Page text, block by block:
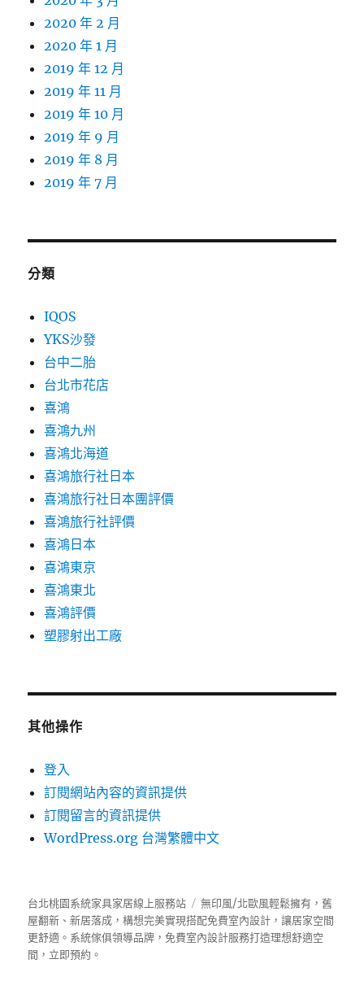
2020 年 2 月
2020 年 1 月
2019 年 12 月
2019 年 11 月
2019 年 10 月
2019 年 9 月
2019 年 8 月
2019 年 7 月
分類
IQOS
YKS沙發
台中二胎
台北市花店
喜鴻
喜鴻九州
喜鴻北海道
喜鴻旅行社日本
喜鴻旅行社日本團評價
喜鴻旅行社評價
喜鴻日本
喜鴻東京
喜鴻東北
喜鴻評價
塑膠射出工廠
其他操作
登入
訂閱網站內容的資訊提供
訂閱留言的資訊提供
WordPress.org 台灣繁體中文
台北桃園系統家具家居線上服務站
無印風/北歐風輕鬆擁有，舊
屋翻新、新居落成，構想完美實現搭配免費室內設計，讓居家空間
更舒適。 系統傢俱領導品牌，免費室內設計服務打造理想舒適空
間，立即預約。